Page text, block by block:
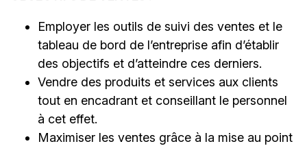
Employer les outils de suivi des ventes et le
tableau de bord de l’entreprise afin d’établir
des objectifs et d’atteindre ces derniers.
Vendre des produits et services aux clients
tout en encadrant et conseillant le personnel
à cet effet.
Maximiser les ventes grâce à la mise au point